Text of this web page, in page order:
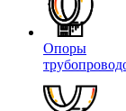
Опоры